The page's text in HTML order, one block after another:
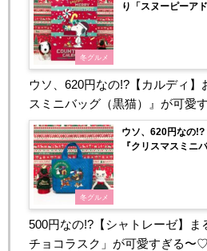
冬グルメ
り「スヌーピーア
ウソ、620円なの!?【カルディ】
スミニバッグ（黒猫）』が可愛
冬グルメ
ウソ、620円なの!?
『クリスマスミニ
500円なの!?【シャトレーゼ】ま
チョコラスク」が可愛すぎる〜♡